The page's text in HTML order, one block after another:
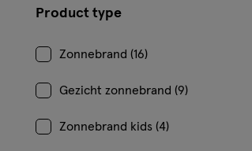
Product type
Zonnebrand (16)
Gezicht zonnebrand (9)
Zonnebrand kids (4)